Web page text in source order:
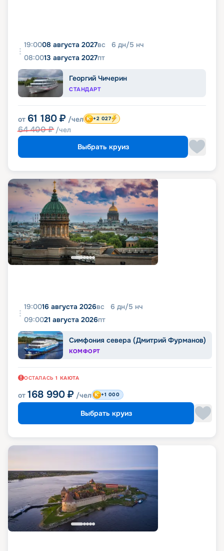
19:0008 августа 2027вс 6 дн/5 нч
08:0013 августа 2027пт
Георгий Чичерин
СТАНДАРТ
от 61 180 ₽ /чел
64 400₽ /чел
+2 027
Выбрать круиз
19:0016 августа 2026вс 6 дн/5 нч
09:0021 августа 2026пт
Симфония севера (Дмитрий Фурманов)
КОМФОРТ
ОСТАЛАСЬ 1 КАЮТА
от 168 990 ₽ /чел +1 000
Выбрать круиз